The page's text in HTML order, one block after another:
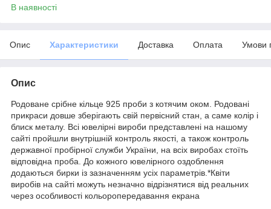
В наявності
Опис Характеристики Доставка Оплата Умови
Опис
Родоване срібне кільце 925 проби з котячим оком. Родовані
прикраси довше зберігають свій первісний стан, а саме колір і
блиск металу. Всі ювелірні вироби представлені на нашому
сайті пройшли внутрішній контроль якості, а також контроль
державної пробірної служби України, на всіх виробах стоїть
відповідна проба. До кожного ювелірного оздоблення
додаються бирки із зазначенням усіх параметрів.*Квіти
виробів на сайті можуть незначно відрізнятися від реальних
через особливості кольоропередавання екрана